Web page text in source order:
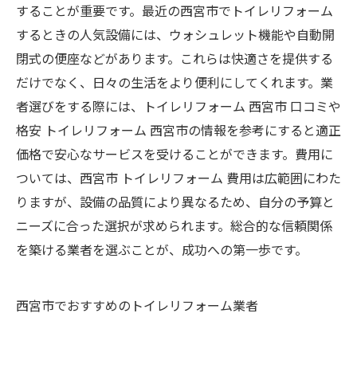
することが重要です。最近の西宮市でトイレリフォーム
するときの人気設備には、ウォシュレット機能や自動開
閉式の便座などがあります。これらは快適さを提供する
だけでなく、日々の生活をより便利にしてくれます。業
者選びをする際には、トイレリフォーム 西宮市 口コミや
格安 トイレリフォーム 西宮市の情報を参考にすると適正
価格で安心なサービスを受けることができます。費用に
ついては、西宮市 トイレリフォーム 費用は広範囲にわた
りますが、設備の品質により異なるため、自分の予算と
ニーズに合った選択が求められます。総合的な信頼関係
を築ける業者を選ぶことが、成功への第一歩です。
西宮市でおすすめのトイレリフォーム業者